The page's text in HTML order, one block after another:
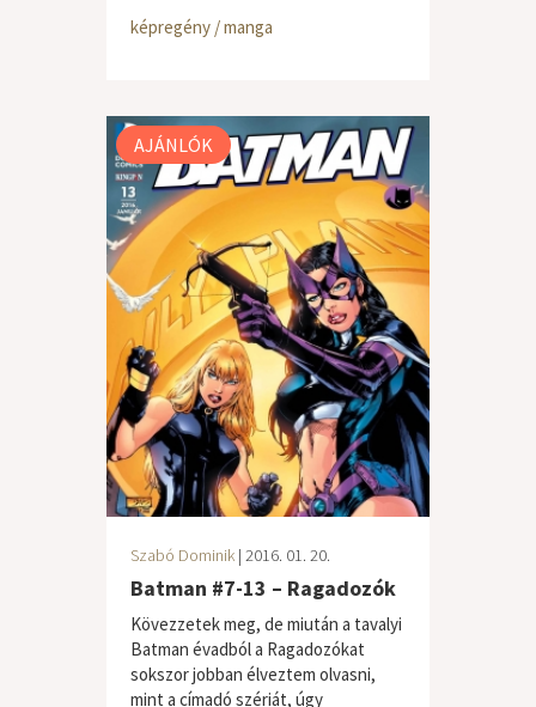
képregény / manga
AJÁNLÓK
Szabó Dominik | 2016. 01. 20.
Batman #7-13 – Ragadozók
Kövezzetek meg, de miután a tavalyi
Batman évadból a Ragadozókat
sokszor jobban élveztem olvasni,
mint a címadó szériát, úgy